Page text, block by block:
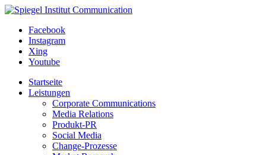
Facebook
Instagram
Xing
Youtube
Startseite
Leistungen
Corporate Communications
Media Relations
Produkt-PR
Social Media
Change-Prozesse